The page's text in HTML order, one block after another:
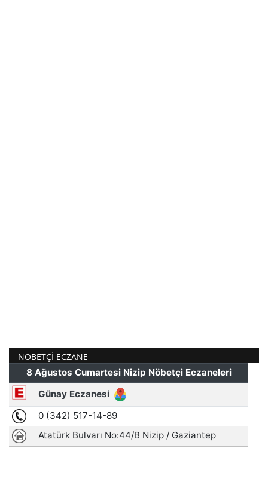
NÖBETÇI ECZANE